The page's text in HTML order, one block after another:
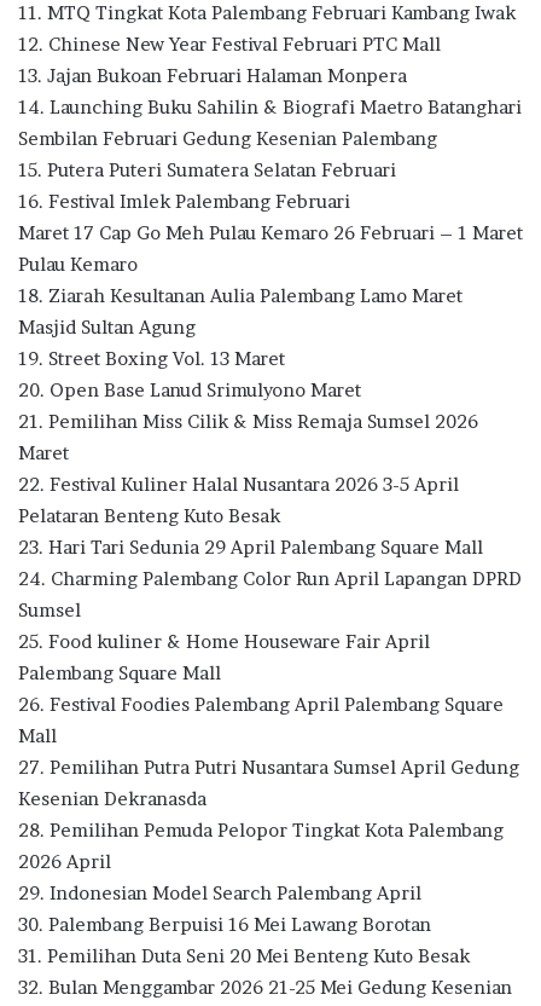
11. MTQ Tingkat Kota Palembang Februari Kambang Iwak
12. Chinese New Year Festival Februari PTC Mall
13. Jajan Bukoan Februari Halaman Monpera
14. Launching Buku Sahilin & Biografi Maetro Batanghari
Sembilan Februari Gedung Kesenian Palembang
15. Putera Puteri Sumatera Selatan Februari
16. Festival Imlek Palembang Februari
Maret 17 Cap Go Meh Pulau Kemaro 26 Februari – 1 Maret
Pulau Kemaro
18. Ziarah Kesultanan Aulia Palembang Lamo Maret
Masjid Sultan Agung
19. Street Boxing Vol. 13 Maret
20. Open Base Lanud Srimulyono Maret
21. Pemilihan Miss Cilik & Miss Remaja Sumsel 2026
Maret
22. Festival Kuliner Halal Nusantara 2026 3-5 April
Pelataran Benteng Kuto Besak
23. Hari Tari Sedunia 29 April Palembang Square Mall
24. Charming Palembang Color Run April Lapangan DPRD
Sumsel
25. Food kuliner & Home Houseware Fair April
Palembang Square Mall
26. Festival Foodies Palembang April Palembang Square
Mall
27. Pemilihan Putra Putri Nusantara Sumsel April Gedung
Kesenian Dekranasda
28. Pemilihan Pemuda Pelopor Tingkat Kota Palembang
2026 April
29. Indonesian Model Search Palembang April
30. Palembang Berpuisi 16 Mei Lawang Borotan
31. Pemilihan Duta Seni 20 Mei Benteng Kuto Besak
32. Bulan Menggambar 2026 21-25 Mei Gedung Kesenian